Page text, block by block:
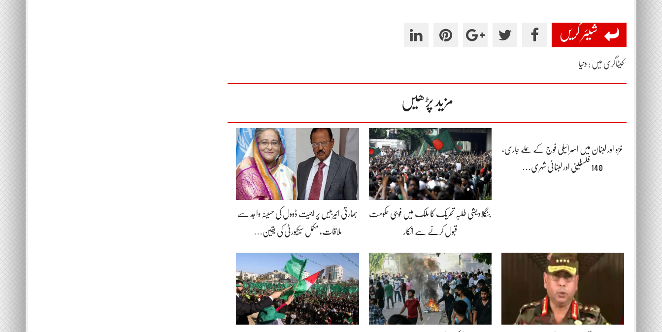
شیئر کریں
کیٹاگری میں : دنیا
مزید پڑھیں
غزہ اور لبنان میں اسرائیلی فوج کے حملے جاری،
140 فلسطینی اور لبنانی شہری…
بنگلادیشی طلبہ تحریک کا ملک میں فوجی حکومت
قبول کرنے سے انکار
بھارتی ائیربیس پر اجیت ڈوول کی حسینہ واجد سے
ملاقات، مکمل سیکیورٹی کی یقین…